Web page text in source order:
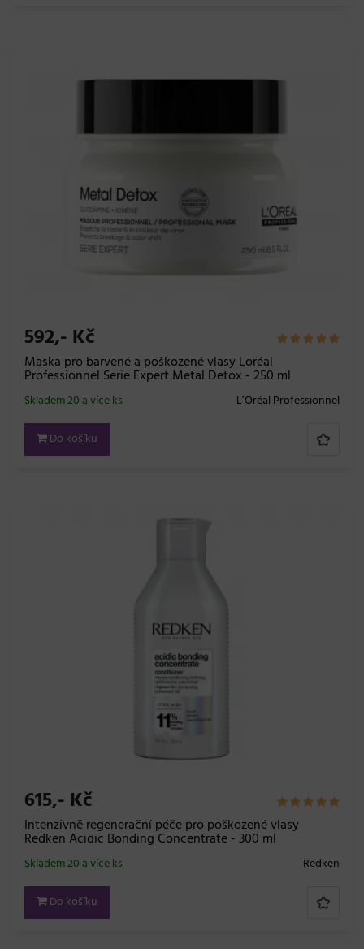
592,- Kč
Maska pro barvené a poškozené vlasy Loréal
Professionnel Serie Expert Metal Detox - 250 ml
L’Oréal Professionnel
Skladem 20 a více ks
Do košíku
615,- Kč
Intenzivně regenerační péče pro poškozené vlasy
Redken Acidic Bonding Concentrate - 300 ml
Redken
Skladem 20 a více ks
Do košíku